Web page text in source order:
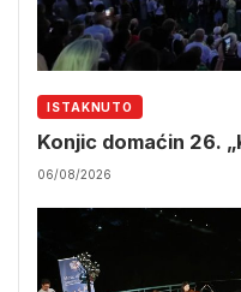
ISTAKNUTO
Konjic domaćin 26.
06/08/2026